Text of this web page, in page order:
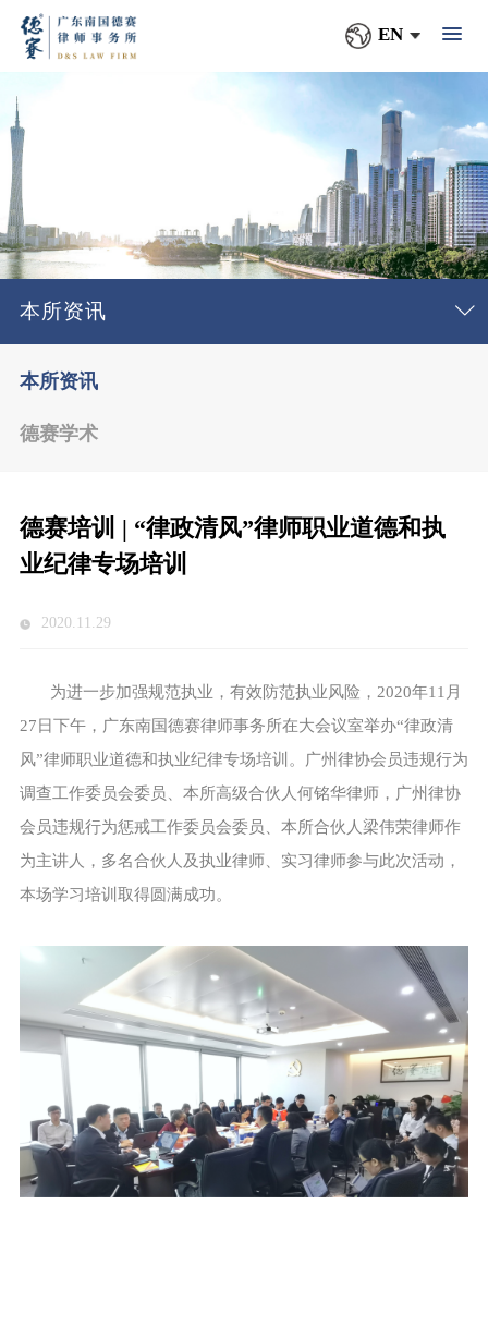
EN
本所资讯
本所资讯
德赛学术
德赛培训 | “律政清风”律师职业道德和执
业纪律专场培训
2020.11.29
为进一步加强规范执业，有效防范执业风险，2020年11月
27日下午，广东南国德赛律师事务所在大会议室举办“律政清
风”律师职业道德和执业纪律专场培训。广州律协会员违规行为
调查工作委员会委员、本所高级合伙人何铭华律师，广州律协
会员违规行为惩戒工作委员会委员、本所合伙人梁伟荣律师作
为主讲人，多名合伙人及执业律师、实习律师参与此次活动，
本场学习培训取得圆满成功。